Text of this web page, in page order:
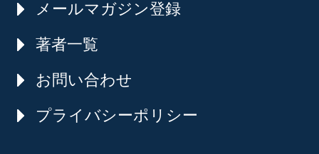
メールマガジン登録
著者一覧
お問い合わせ
プライバシーポリシー